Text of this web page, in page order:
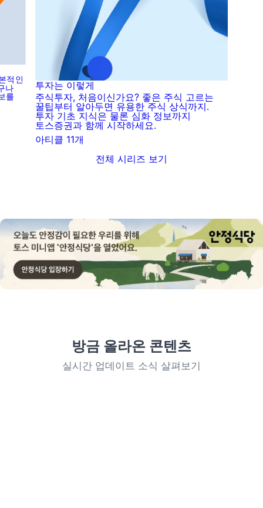
적인
나
를
투자는 이렇게
주식투자, 처음이신가요? 좋은 주식 고르는
꿀팁부터 알아두면 유용한 주식 상식까지.
투자 기초 지식은 물론 심화 정보까지
토스증권과 함께 시작하세요.
아티클 11개
전체 시리즈 보기
방금 올라온 콘텐츠
실시간 업데이트 소식 살펴보기